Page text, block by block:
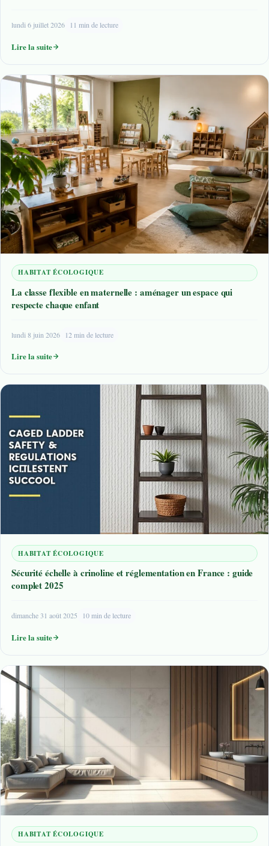
lundi 6 juillet 2026 11 min de lecture
Lire la suite
HABITAT ÉCOLOGIQUE
La classe flexible en maternelle : aménager un espace qui
respecte chaque enfant
lundi 8 juin 2026 12 min de lecture
Lire la suite
HABITAT ÉCOLOGIQUE
Sécurité échelle à crinoline et réglementation en France : guide
complet 2025
dimanche 31 août 2025 10 min de lecture
Lire la suite
HABITAT ÉCOLOGIQUE